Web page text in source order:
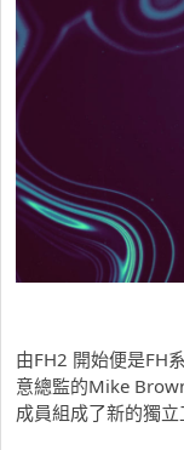
由FH2 開始便是FH
意總監的Mike
成員組成了新的獨